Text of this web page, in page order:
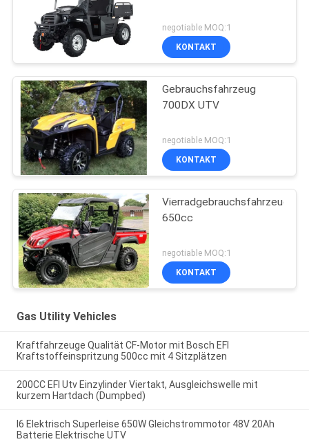
negotiable MOQ:1
KONTAKT
Gebrauchsfahrzeug
700DX UTV
negotiable MOQ:1
KONTAKT
Vierradgebrauchsfahrzeug
650cc
negotiable MOQ:1
KONTAKT
Gas Utility Vehicles
Kraftfahrzeuge Qualität CF-Motor mit Bosch EFI
Kraftstoffeinspritzung 500cc mit 4 Sitzplätzen
200CC EFI Utv Einzylinder Viertakt, Ausgleichswelle mit
kurzem Hartdach (Dumpbed)
I6 Elektrisch Superleise 650W Gleichstrommotor 48V 20Ah
Batterie Elektrische UTV